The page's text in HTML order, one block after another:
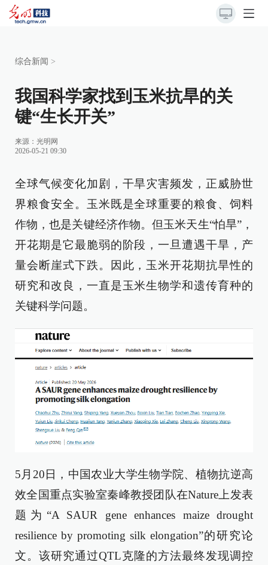
综合新闻 >
我国科学家找到玉米抗旱的关
键“生长开关”
来源： 光明网
2026-05-21 09:30
全球气候变化加剧，干旱灾害频发，正威胁世
界粮食安全。玉米既是全球重要的粮食、饲料
作物，也是关键经济作物。但玉米天生“怕旱”，
开花期是它最脆弱的阶段，一旦遭遇干旱，产
量会断崖式下跌。因此，玉米开花期抗旱性的
研究和改良，一直是玉米生物学和遗传育种的
关键科学问题。
5月20日，中国农业大学生物学院、植物抗逆高
效全国重点实验室秦峰教授团队在Nature上发表
题为“A SAUR gene enhances maize drought
resilience by promoting silk elongation”的研究论
文。该研究通过QTL克隆的方法最终发现调控